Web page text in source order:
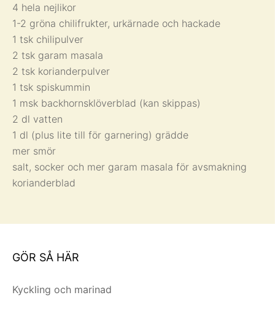
4 hela nejlikor
1-2 gröna chilifrukter, urkärnade och hackade
1 tsk chilipulver
2 tsk garam masala
2 tsk korianderpulver
1 tsk spiskummin
1 msk backhornsklöverblad (kan skippas)
2 dl vatten
1 dl (plus lite till för garnering) grädde
mer smör
salt, socker och mer garam masala för avsmakning
korianderblad
GÖR SÅ HÄR
Kyckling och marinad